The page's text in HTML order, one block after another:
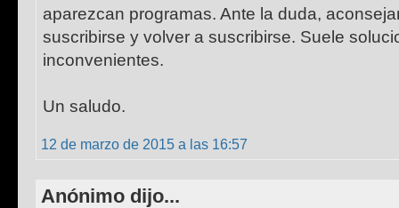
aparezcan programas. Ante la duda,
suscribirse y volver a suscribirse. Suele
inconvenientes.
Un saludo.
12 de marzo de 2015 a las 16:57
Anónimo dijo...